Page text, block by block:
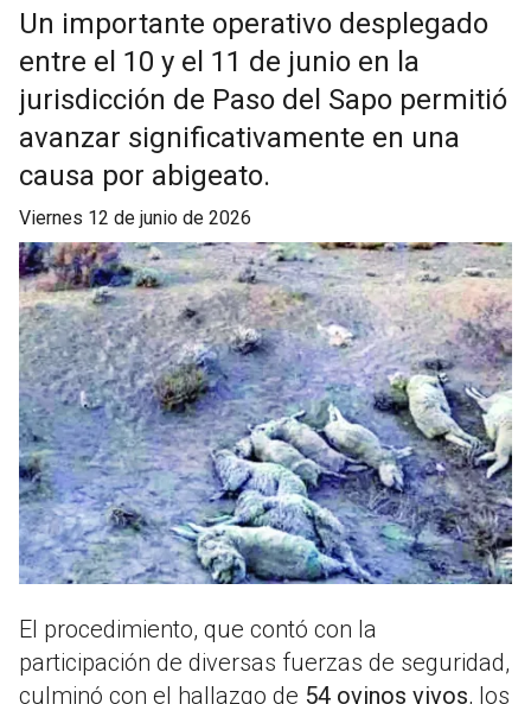
Un importante operativo desplegado
entre el 10 y el 11 de junio en la
jurisdicción de Paso del Sapo permitió
avanzar significativamente en una
causa por abigeato.
viernes 12 de junio de 2026
El procedimiento, que contó con la
participación de diversas fuerzas de seguridad,
culminó con el hallazgo de 54 ovinos vivos, los